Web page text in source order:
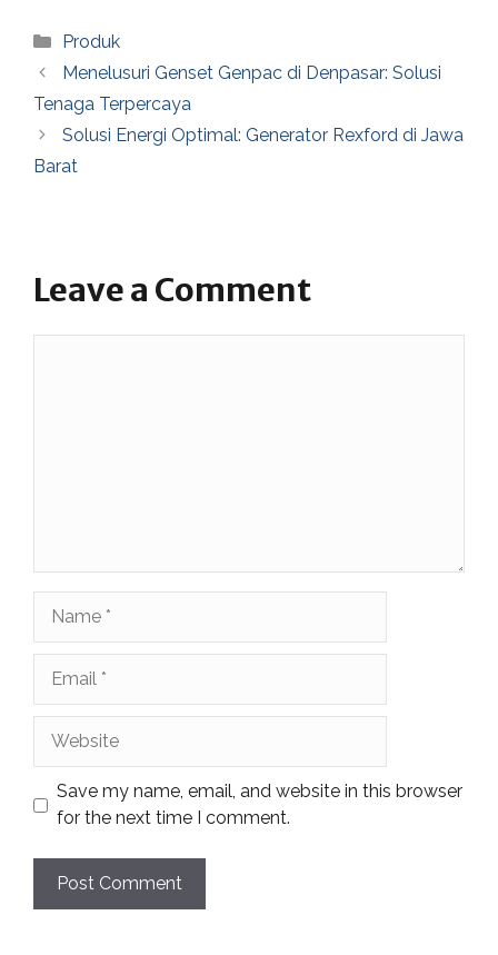
Categories
Produk
Menelusuri Genset Genpac di Denpasar: Solusi
Tenaga Terpercaya
Solusi Energi Optimal: Generator Rexford di Jawa
Barat
Leave a Comment
Save my name, email, and website in this browser
for the next time I comment.